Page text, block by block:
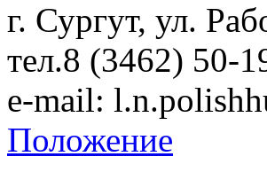
г. Сургут, ул.
тел.8 (3462) 50-
e-mail:
Положение